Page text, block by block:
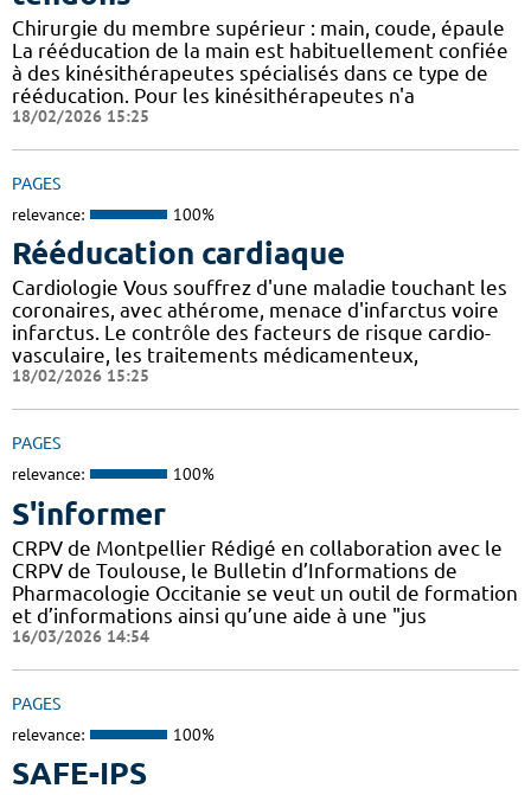
Chirurgie du membre supérieur : main, coude, épaule
La rééducation de la main est habituellement confiée
à des kinésithérapeutes spécialisés dans ce type de
rééducation. Pour les kinésithérapeutes n'a
18/02/2026 15:25
PAGES
relevance: 100%
Rééducation cardiaque
Cardiologie Vous souffrez d'une maladie touchant les
coronaires, avec athérome, menace d'infarctus voire
infarctus. Le contrôle des facteurs de risque cardio-
vasculaire, les traitements médicamenteux,
18/02/2026 15:25
PAGES
relevance: 100%
S'informer
CRPV de Montpellier Rédigé en collaboration avec le
CRPV de Toulouse, le Bulletin d’Informations de
Pharmacologie Occitanie se veut un outil de formation
et d’informations ainsi qu’une aide à une "jus
16/03/2026 14:54
PAGES
relevance: 100%
SAFE-IPS